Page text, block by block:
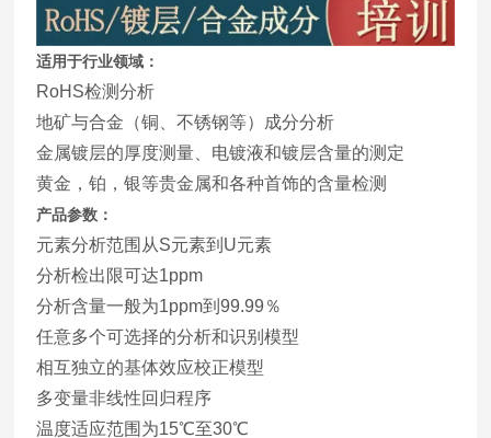
适用于行业领域：
RoHS检测分析
地矿与合金（铜、不锈钢等）成分分析
金属镀层的厚度测量、电镀液和镀层含量的测定
黄金，铂，银等贵金属和各种首饰的含量检测
产品参数：
元素分析范围从S元素到U元素
分析检出限可达1ppm
分析含量一般为1ppm到99.99％
任意多个可选择的分析和识别模型
相互独立的基体效应校正模型
多变量非线性回归程序
温度适应范围为15℃至30℃